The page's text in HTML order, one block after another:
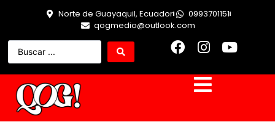
Norte de Guayaquil, Ecuador
0993701151
qogmedio@outlook.com